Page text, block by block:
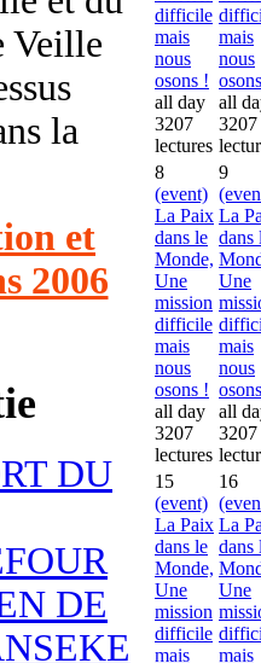
Veille
la
et
2006
DU
DE
difficile
mais
nous
osons !
all day
3207
lectures
mais
nous
all
3207
8
(event)
La Paix
dans le
Monde,
Une
mission
difficile
mais
nous
osons !
all day
3207
lectures
9
La
dans
Une
mais
nous
all
3207
15
(event)
La Paix
dans le
Monde,
Une
mission
difficile
mais
16
La
dans
Une
mais